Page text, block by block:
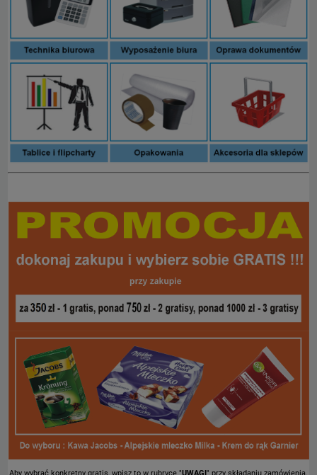
Aby wybrać konkretny gratis, wpisz to w rubryce "UWAGI" przy składaniu zamówienia.